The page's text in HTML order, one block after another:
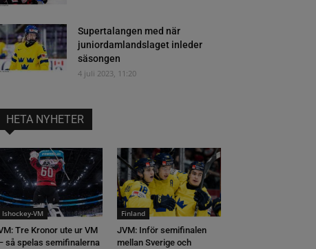
Supertalangen med när
juniordamlandslaget inleder
säsongen
4 juli 2023, 11:20
HETA NYHETER
Ishockey-VM
Tre Kronor ute ur VM
så spelas semifinalerna
Finland
JVM: Inför semifinalen
mellan Sverige och